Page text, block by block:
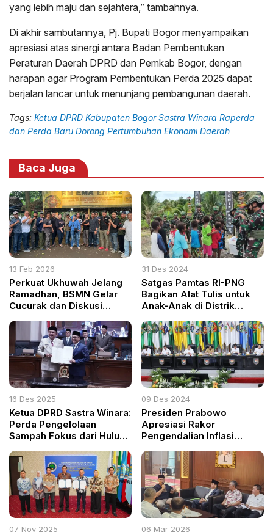
yang lebih maju dan sejahtera,” tambahnya.
Di akhir sambutannya, Pj. Bupati Bogor menyampaikan
apresiasi atas sinergi antara Badan Pembentukan
Peraturan Daerah DPRD dan Pemkab Bogor, dengan
harapan agar Program Pembentukan Perda 2025 dapat
berjalan lancar untuk menunjang pembangunan daerah.
Tags: Ketua DPRD Kabupaten Bogor Sastra Winara Raperda
dan Perda Baru Dorong Pertumbuhan Ekonomi Daerah
Baca Juga
13 Feb 2026
Perkuat Ukhuwah Jelang
Ramadhan, BSMN Gelar
Cucurak dan Diskusi
31 Des 2024
Satgas Pamtas RI-PNG
Bagikan Alat Tulis untuk
Anak-Anak di Distrik
16 Des 2025
Ketua DPRD Sastra Winara:
Perda Pengelolaan
Sampah Fokus dari Hulu
09 Des 2024
Presiden Prabowo
Apresiasi Rakor
Pengendalian Inflasi
Swasembada Pangan
untuk Masa Depan
Indonesia
07 Nov 2025 06 Mar 2026